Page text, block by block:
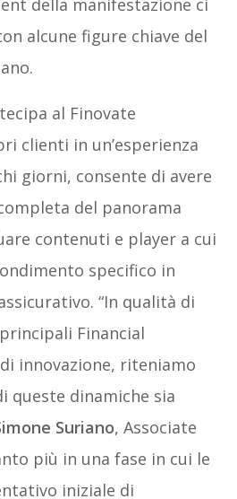
alcune figure chiave del
al Finovate
clienti in un’esperienza
giorni, consente di avere
del panorama
contenuti e player a cui
specifico in
“In qualità di
Financial
innovazione, riteniamo
queste dinamiche sia
Suriano, Associate
più in una fase in cui le
iniziale di